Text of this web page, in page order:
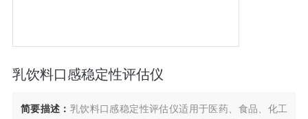
乳饮料口感稳定性评估仪
简要描述： 乳饮料口感稳定性评估仪适用于医药、食品、化工